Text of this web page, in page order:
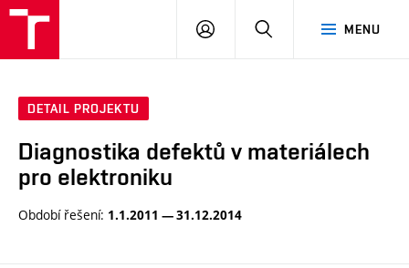
MENU
PŘIHLÁSIT
DETAIL PROJEKTU
Diagnostika defektů v materiálech
pro elektroniku
Období řešení: 1.1.2011 — 31.12.2014